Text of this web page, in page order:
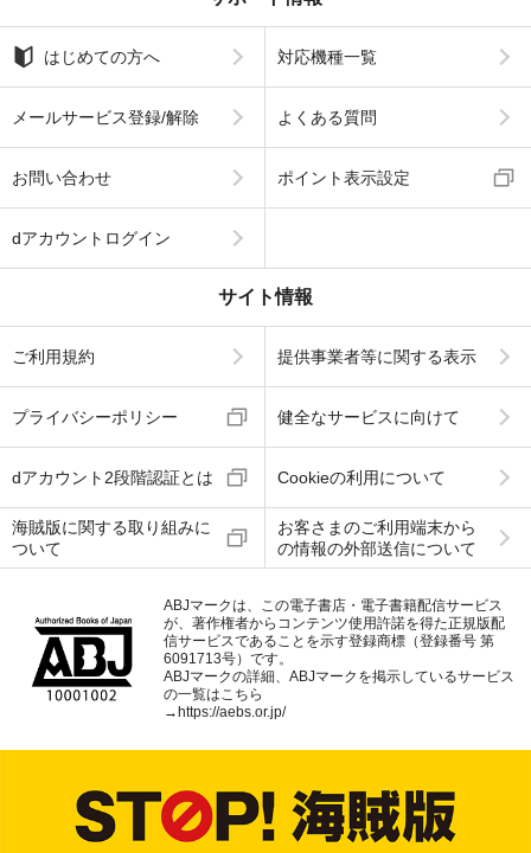
はじめての方へ 対応機種一覧
メールサービス登録/解除 よくある質問
お問い合わせ ポイント表示設定
dアカウントログイン
サイト情報
ご利用規約 提供事業者等に関する表示
プライバシーポリシー 健全なサービスに向けて
dアカウント2段階認証とは Cookieの利用について
海賊版に関する取り組みに
ついて
お客さまのご利用端末から
の情報の外部送信について
ABJマークは、この電子書店・電子書籍配信サービス
が、著作権者からコンテンツ使用許諾を得た正規版配
信サービスであることを示す登録商標（登録番号 第
6091713号）です。
ABJマークの詳細、ABJマークを掲示しているサービス
の一覧はこちら
→https://aebs.or.jp/